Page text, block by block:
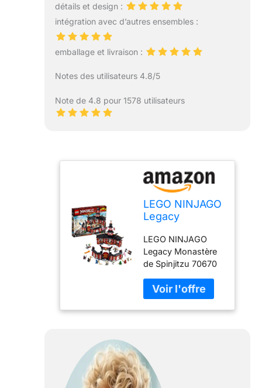
détails et design :
intégration avec d’autres ensembles :
emballage et livraison :
Notes des utilisateurs 4.8/5
Note de 4.8 pour 1578 utilisateurs
LEGO NINJAGO
Legacy
Spinjitzu 70670
Building Kit,
New 2019 (1070
Pieces)
LEGO NINJAGO
Legacy Monastère
de Spinjitzu 70670
nouveau 2019 1070
pièces Marque:
LEGO